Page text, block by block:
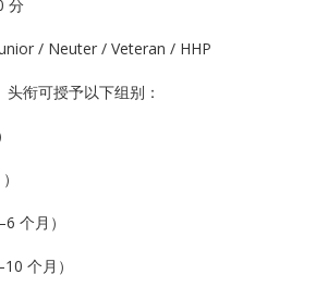
分
/ Neuter / Veteran / HHP
衔可授予以下组别：
个月）
个月）